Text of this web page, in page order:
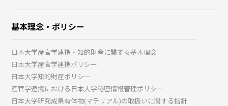
基本理念・ポリシー
日本大学産官学連携・知的財産に関する基本理念
日本大学産官学連携ポリシー
日本大学知的財産ポリシー
産官学連携における日本大学秘密情報管理ポリシー
日本大学研究成果有体物(マテリアル)の取扱いに関する指針